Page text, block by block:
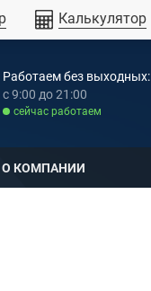
Калькулятор
Работаем без выходных:
c 9:00 до 21:00
cейчас работаем
О КОМПАНИИ